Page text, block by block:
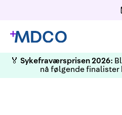
🏅 Sykefraværsprisen 2026:
nå følgende finalister